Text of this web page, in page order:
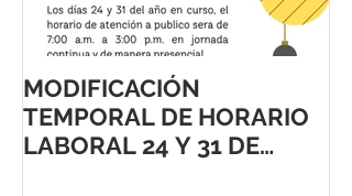
MODIFICACIÓN
TEMPORAL DE HORARIO
LABORAL 24 Y 31 DE